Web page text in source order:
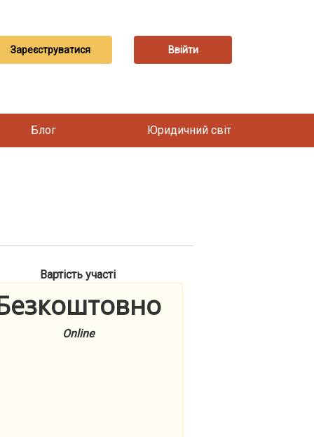
Зареєструватися Ввійти
Блог Юридичний світ
Вартість участі
Online